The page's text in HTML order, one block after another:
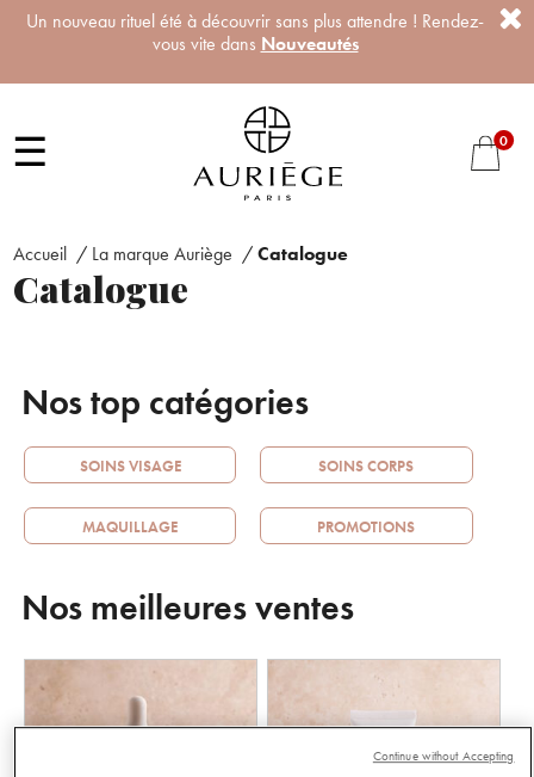
Un nouveau rituel été à découvrir sans plus attendre ! Rendez-
vous vite dans Nouveautés
☰ 0
Accueil / La marque Auriège /Catalogue
Catalogue
Nos top catégories
SOINS VISAGE SOINS CORPS
MAQUILLAGE PROMOTIONS
Nos meilleures ventes
Continue without Accepting